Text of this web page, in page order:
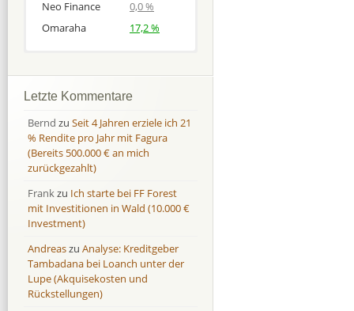
Neo Finance
0,0 %
Omaraha
17,2 %
Bondora
Finbee
43,2%
Finbee (CZK)
0,0 %
HeavyFinance
IUVO Group
-32,2 %
Lenndy
-314,6 %
Moncera
8,0 %
Monestro
9,1 %
Neo Finance
Bondora
Finbee
35,2%
Finbee (CZK)
0,0 %
HeavyFinance
IUVO Group
-55,0 %
Lenndy
146,5 %
Moncera
11,1 %
Monestro
>1000%
Neo Finance
Letzte Kommentare
Bernd zu Seit 4 Jahren erziele ich 21
% Rendite pro Jahr mit Fagura
(Bereits 500.000 € an mich
zurückgezahlt)
Frankzu Ich starte bei FF Forest
mit Investitionen in Wald (10.000 €
Investment)
Andreaszu Analyse: Kreditgeber
Tambadana bei Loanch unter der
Lupe (Akquisekosten und
Rückstellungen)